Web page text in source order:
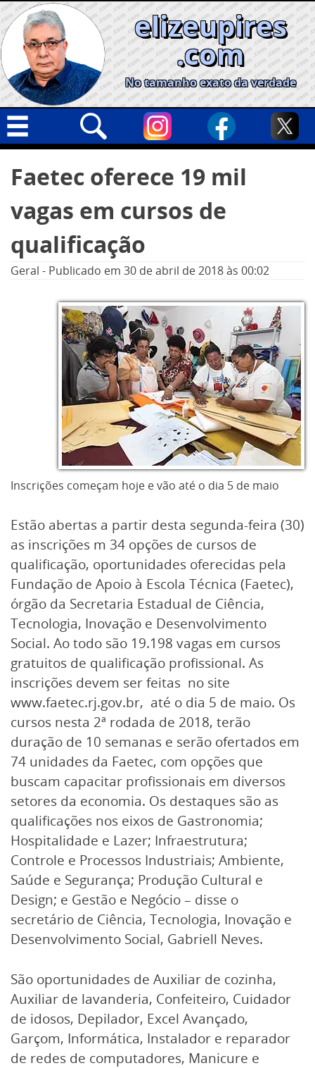
Skip
to
content
elizeupires
.com
No tamanho exato da verdade
Geral
Cidades
Nacional
Informe especial
por:
Faetec oferece 19 mil
vagas em cursos de
qualificação
Geral - Publicado em 30 de abril de 2018às 00:02
Inscrições começam hoje e vão até o dia 5 de maio
Estão abertas a partir desta segunda-feira (30)
as inscrições m 34 opções de cursos de
qualificação, oportunidades oferecidas pela
Fundação de Apoio à Escola Técnica (Faetec),
órgão da Secretaria Estadual de Ciência,
Tecnologia, Inovação e Desenvolvimento
Social. Ao todo são 19.198 vagas em cursos
gratuitos de qualificação profissional. As
inscrições devem ser feitas no site
www.faetec.rj.gov.br, até o dia 5 de maio. Os
cursos nesta 2ª rodada de 2018, terão
duração de 10 semanas e serão ofertados em
74 unidades da Faetec, com opções que
buscam capacitar profissionais em diversos
setores da economia. Os destaques são as
qualificações nos eixos de Gastronomia;
Hospitalidade e Lazer; Infraestrutura;
Controle e Processos Industriais; Ambiente,
Saúde e Segurança; Produção Cultural e
Design; e Gestão e Negócio – disse o
secretário de Ciência, Tecnologia, Inovação e
Desenvolvimento Social, Gabriell Neves.
São oportunidades de Auxiliar de cozinha,
Auxiliar de lavanderia, Confeiteiro, Cuidador
de idosos, Depilador, Excel Avançado,
Garçom, Informática, Instalador e reparador
de redes de computadores, Manicure e